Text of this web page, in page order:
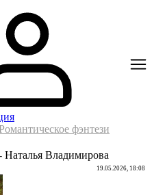
фэнтези
Владимирова
19.05.2026, 18:08